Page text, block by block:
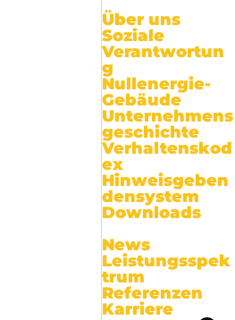
Über uns
Soziale
Verantwortun
g
Nullenergie-
Gebäude
Unternehmens
geschichte
Verhaltenskod
ex
Hinweisgeben
densystem
Downloads
News
Leistungsspek
trum
Referenzen
Karriere